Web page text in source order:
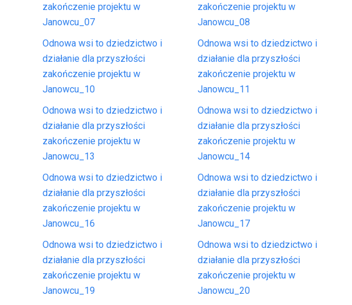
zakończenie projektu w
Janowcu_07
zakończenie projektu w
Janowcu_08
Odnowa wsi to dziedzictwo i
działanie dla przyszłości
zakończenie projektu w
Janowcu_10
Odnowa wsi to dziedzictwo i
działanie dla przyszłości
zakończenie projektu w
Janowcu_11
Odnowa wsi to dziedzictwo i
działanie dla przyszłości
zakończenie projektu w
Janowcu_13
Odnowa wsi to dziedzictwo i
działanie dla przyszłości
zakończenie projektu w
Janowcu_14
Odnowa wsi to dziedzictwo i
działanie dla przyszłości
zakończenie projektu w
Janowcu_16
Odnowa wsi to dziedzictwo i
działanie dla przyszłości
zakończenie projektu w
Janowcu_17
Odnowa wsi to dziedzictwo i
działanie dla przyszłości
zakończenie projektu w
Janowcu_19
Odnowa wsi to dziedzictwo i
działanie dla przyszłości
zakończenie projektu w
Janowcu_20